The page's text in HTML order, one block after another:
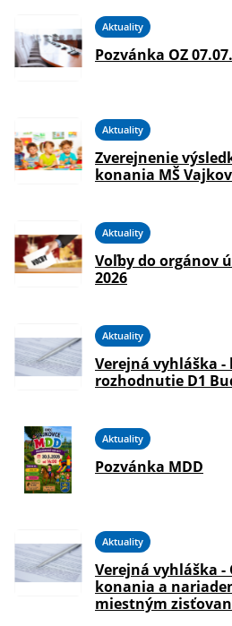
Aktuality
Pozvánka OZ
Aktuality
Zverejnenie
konania MŠ
Aktuality
Voľby do orgánov
2026
Aktuality
Verejná vyhláška
rozhodnutie D1
Aktuality
Pozvánka MDD
Aktuality
Verejná vyhláška
konania a
miestným